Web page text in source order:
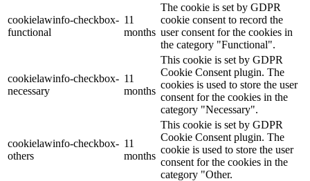
cookielawinfo-checkbox-
functional
11
months
The cookie is set by GDPR
cookie consent to record the
user consent for the cookies in
the category "Functional".
cookielawinfo-checkbox-
necessary
11
months
This cookie is set by GDPR
Cookie Consent plugin. The
cookies is used to store the user
consent for the cookies in the
category "Necessary".
cookielawinfo-checkbox-
others
11
months
This cookie is set by GDPR
Cookie Consent plugin. The
cookie is used to store the user
consent for the cookies in the
category "Other.